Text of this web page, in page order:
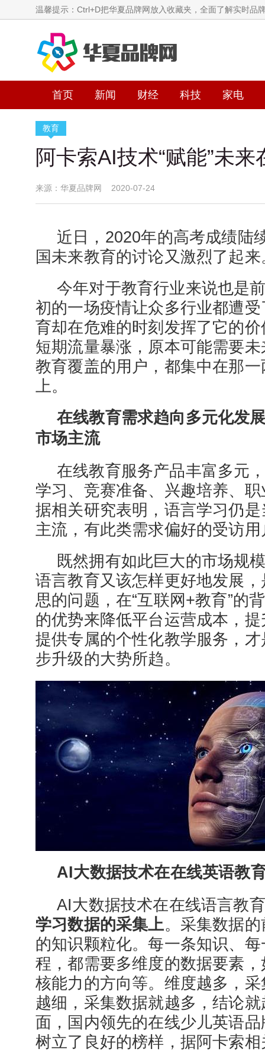
温馨提示：Ctrl+D把华夏品牌网放入收藏夹，全面了解实时品
首页 新闻 财经 科技 家电
教育
阿卡索AI技术“赋能”未来
来源：华夏品牌网 2020-07-24
近日，2020年的高考成绩陆
国未来教育的讨论又激烈了起来
今年对于教育行业来说也是
初的一场疫情让众多行业都遭
育却在危难的时刻发挥了它的
短期流量暴涨，原本可能需要
教育覆盖的用户，都集中在那
上。
在线教育需求趋向多元化发
市场主流
在线教育服务产品丰富多元
学习、竞赛准备、兴趣培养、
据相关研究表明，语言学习仍
主流，有此类需求偏好的受访
既然拥有如此巨大的市场规
语言教育又该怎样更好地发展
思的问题，在“互联网+教育”的
的优势来降低平台运营成本，
提供专属的个性化教学服务，
步升级的大势所趋。
AI大数据技术在在线英语教
AI大数据技术在在线语言教
学习数据的采集上。采集数据
的知识颗粒化。每一条知识、
程，都需要多维度的数据要素
核能力的方向等。维度越多，
越细，采集数据就越多，结论
面，国内领先的在线少儿英语
树立了良好的榜样，据阿卡索